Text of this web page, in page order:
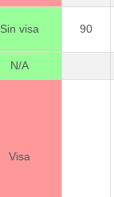
Sin visa 90
N/A
Visa